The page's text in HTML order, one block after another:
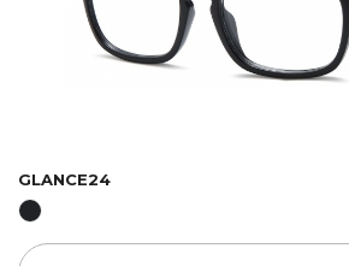
GLANCE24